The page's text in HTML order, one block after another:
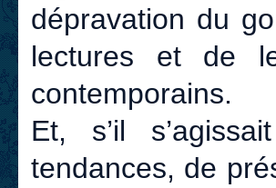
dépravation du
lectures et de
contemporains.
Et, s’il
tendances, de